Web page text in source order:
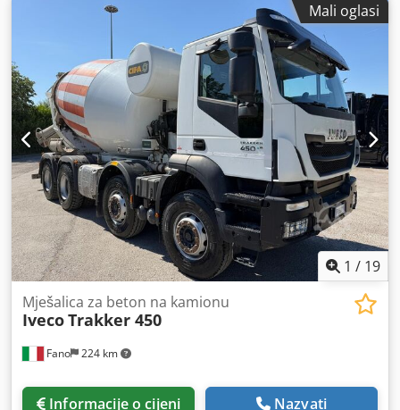
Mali oglasi
1 / 19
Fano 224 km
Mješalica za beton na kamionu
IvecoTrakker 450
Informacije o cijeni Nazvati